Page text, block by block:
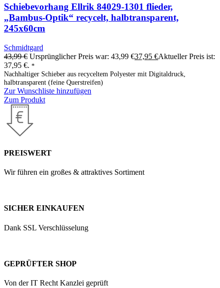
Schiebevorhang Ellrik 84029-1301 flieder,
„Bambus-Optik“ recycelt, halbtransparent,
245x60cm
Schmidtgard
43,99€ Ursprünglicher Preis war: 43,99 €37,95 €Aktueller Preis ist:
37,95 €. *
Nachhaltiger Schieber aus recyceltem Polyester mit Digitaldruck,
halbtransparent (feine Querstreifen)
Zur Wunschliste hinzufügen
Zum Produkt
PREISWERT
Wir führen ein großes & attraktives Sortiment
SICHER EINKAUFEN
Dank SSL Verschlüsselung
GEPRÜFTER SHOP
Von der IT Recht Kanzlei geprüft